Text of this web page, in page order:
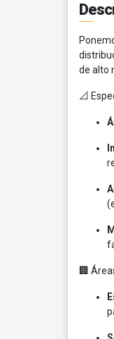
de alto
📐
🏢